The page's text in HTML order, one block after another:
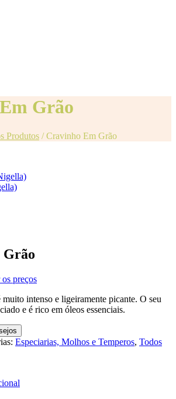
Grão
Produtos /Cravinho Em Grão
Grão
preços
intenso e ligeiramente picante. O seu
e é rico em óleos essenciais.
Especiarias, Molhos e Temperos, Todos